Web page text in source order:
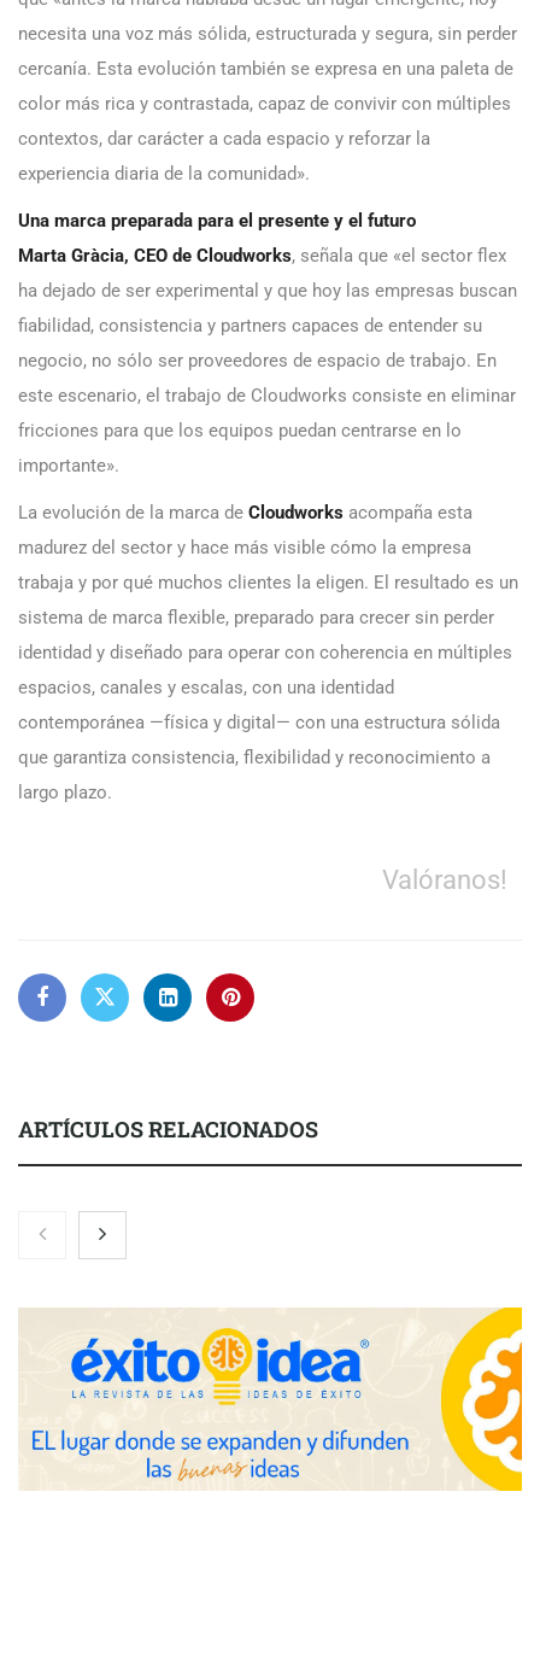
necesita una voz más sólida, estructurada y segura, sin perder
cercanía. Esta evolución también se expresa en una paleta de
color más rica y contrastada, capaz de convivir con múltiples
contextos, dar carácter a cada espacio y reforzar la
experiencia diaria de la comunidad».
Una marca preparada para el presente y el futuro
Marta Gràcia, CEO de Cloudworks, señala que «el sector flex
ha dejado de ser experimental y que hoy las empresas buscan
fiabilidad, consistencia y partners capaces de entender su
negocio, no sólo ser proveedores de espacio de trabajo. En
este escenario, el trabajo de Cloudworks consiste en eliminar
fricciones para que los equipos puedan centrarse en lo
importante».
La evolución de la marca de Cloudworks acompaña esta
madurez del sector y hace más visible cómo la empresa
trabaja y por qué muchos clientes la eligen. El resultado es un
sistema de marca flexible, preparado para crecer sin perder
identidad y diseñado para operar con coherencia en múltiples
espacios, canales y escalas, con una identidad
contemporánea —física y digital— con una estructura sólida
que garantiza consistencia, flexibilidad y reconocimiento a
largo plazo.
Valóranos!
ARTÍCULOS RELACIONADOS